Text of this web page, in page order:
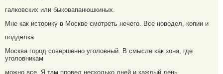
галковских или быковапанюшкиных.
Мне как историку в Москве смотреть нечего. Все новодел, копии и
подделка.
Москва город совершенно уголовный. В смысле как зона, где
уголовникам
можно все. Я там провел несколько дней и каждый день